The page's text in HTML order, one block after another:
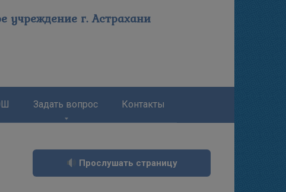
учреждение г. Астрахани
Задать вопрос Контакты
Прослушать страницу